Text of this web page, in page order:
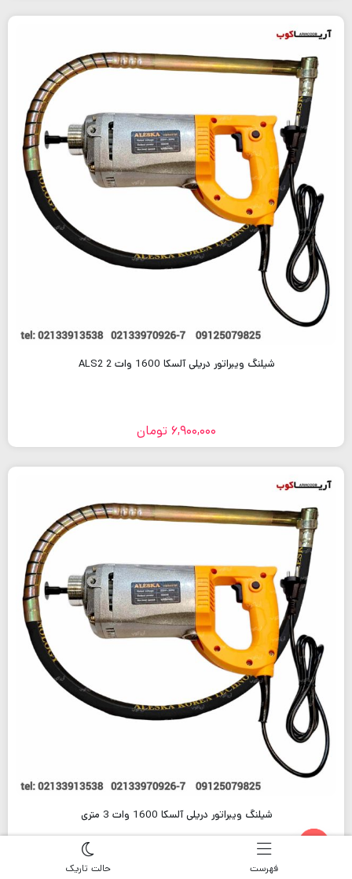
شیلنگ ویبراتور دریلی آلسکا 1600 وات 2 ALS2
6,900,000 تومان
شیلنگ ویبراتور دریلی آلسکا 1600 وات 3 متری
فهرست حالت تاریک Open chaty